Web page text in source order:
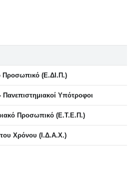
Προσωπικό (Ε.ΔΙ.Π.)
Υπότροφοι
Προσωπικό (Ε.Τ.Ε.Π.)
Χρόνου (Ι.Δ.Α.Χ.)